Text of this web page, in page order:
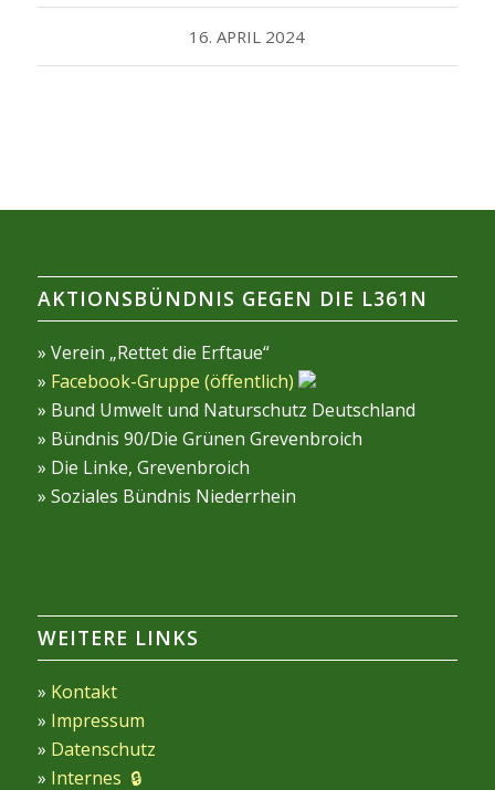
16. APRIL 2024
AKTIONSBÜNDNIS GEGEN DIE L361N
» Verein „Rettet die Erftaue“
» Facebook-Gruppe (öffentlich)
» Bund Umwelt und Naturschutz Deutschland
» Bündnis 90/Die Grünen Grevenbroich
» Die Linke, Grevenbroich
» Soziales Bündnis Niederrhein
WEITERE LINKS
» Kontakt
» Impressum
» Datenschutz
» Internes 🔒